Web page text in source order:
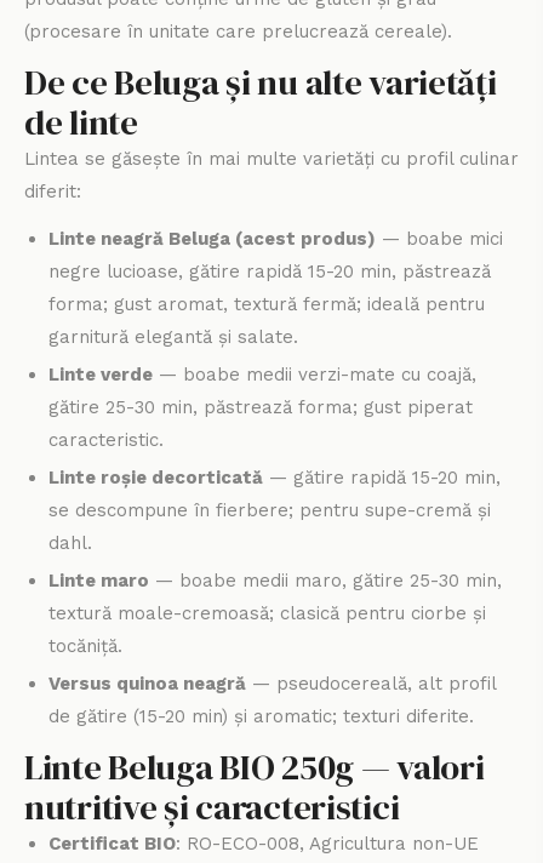
(procesare în unitate care prelucrează cereale).
De ce Beluga și nu alte varietăți
de linte
Lintea se găsește în mai multe varietăți cu profil culinar
diferit:
Linte neagră Beluga (acest produs) — boabe mici
negre lucioase, gătire rapidă 15-20 min, păstrează
forma; gust aromat, textură fermă; ideală pentru
garnitură elegantă și salate.
Linte verde — boabe medii verzi-mate cu coajă,
gătire 25-30 min, păstrează forma; gust piperat
caracteristic.
Linte roșie decorticată — gătire rapidă 15-20 min,
se descompune în fierbere; pentru supe-cremă și
dahl.
Linte maro — boabe medii maro, gătire 25-30 min,
textură moale-cremoasă; clasică pentru ciorbe și
tocăniță.
Versus quinoa neagră — pseudocereală, alt profil
de gătire (15-20 min) și aromatic; texturi diferite.
Linte Beluga BIO 250g — valori
nutritive și caracteristici
Certificat BIO: RO-ECO-008, Agricultura non-UE